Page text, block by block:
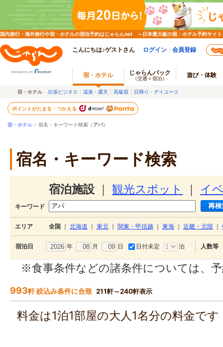
国内旅行・海外旅行や宿・ホテルの宿泊予約はじゃらんnet ～日本最大級の宿・ホテル予約サイト
こんにちは♪ゲストさん ログイン 会員登録
宿・ホテル じゃらんパック
（交通＋宿泊） 遊び・体験
宿・ホテル 出張ビジネス 温泉・露天 高級宿 日帰り・デイユース
ポイントがたまる・つかえる
宿・ホテル > 宿名・キーワード検索（アパ）
宿名・キーワード検索
宿泊施設 観光スポット イ
キーワード
エリア 全国 北海道 東北 関東・甲信越 東海 近畿・北陸
宿泊日 年 月 日 日付未定 泊 人数等
※食事条件などの諸条件については、
993軒 絞込み条件に合致 211軒～240軒表示
料金は1泊1部屋の大人1名分の料金で